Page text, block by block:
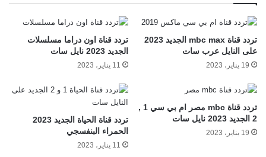
تردد قناة mbc max الجديد 2023
على النايل عرب سات
19 يناير، 2023
تردد قناة اون دراما مسلسلات
الجديد 2023 نايل سات
11 يناير، 2023
تردد قناة mbc مصر ام بي سي 1 ,
2 الجديد 2023 نايل سات
19 يناير، 2023
تردد قناة الحياة الجديد 2023
الحمراء البنفسجي
11 يناير، 2023